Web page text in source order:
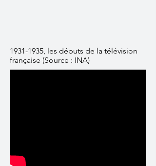
1931-1935, les débuts de la télévision
française (Source : INA)